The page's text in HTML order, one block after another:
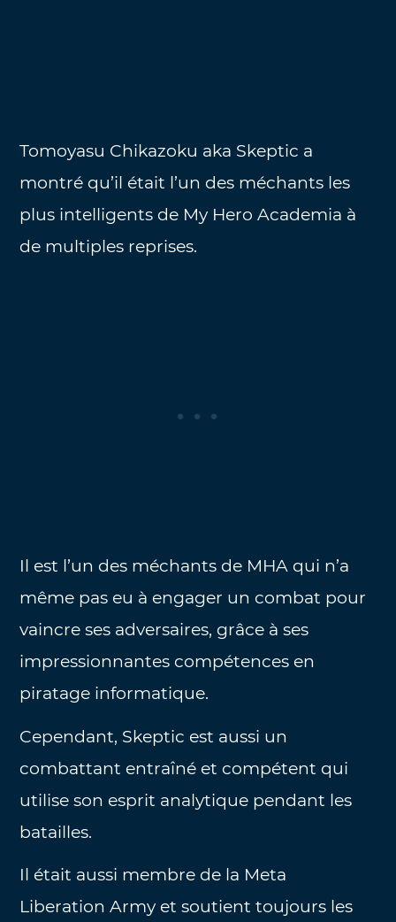
Tomoyasu Chikazoku aka Skeptic a
montré qu’il était l’un des méchants les
plus intelligents de My Hero Academia à
de multiples reprises.
Il est l’un des méchants de MHA qui n’a
même pas eu à engager un combat pour
vaincre ses adversaires, grâce à ses
impressionnantes compétences en
piratage informatique.
Cependant, Skeptic est aussi un
combattant entraîné et compétent qui
utilise son esprit analytique pendant les
batailles.
Il était aussi membre de la Meta
Liberation Army et soutient toujours les